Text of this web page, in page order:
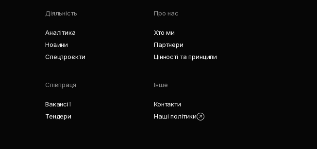
Діяльність
Аналітика
Новини
Спецпроєкти
Про нас
Хто ми
Партнери
Цінності та принципи
Співпраця
Вакансії
Тендери
Інше
Контакти
Наші політики